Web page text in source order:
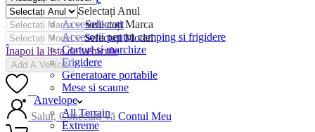
Camping
Accesorii cort
Accesorii pentru camping si frigidere
Corturi si marchize
Frigidere
Generatoare portabile
Mese si scaune
Anvelope
All Terrain
Extreme
Selectați Anul
Selectați Marca
Selectați Model
Înapoi la lista de vehicule
Add A Vehicle
Salut, Conectați-vă Contul Meu